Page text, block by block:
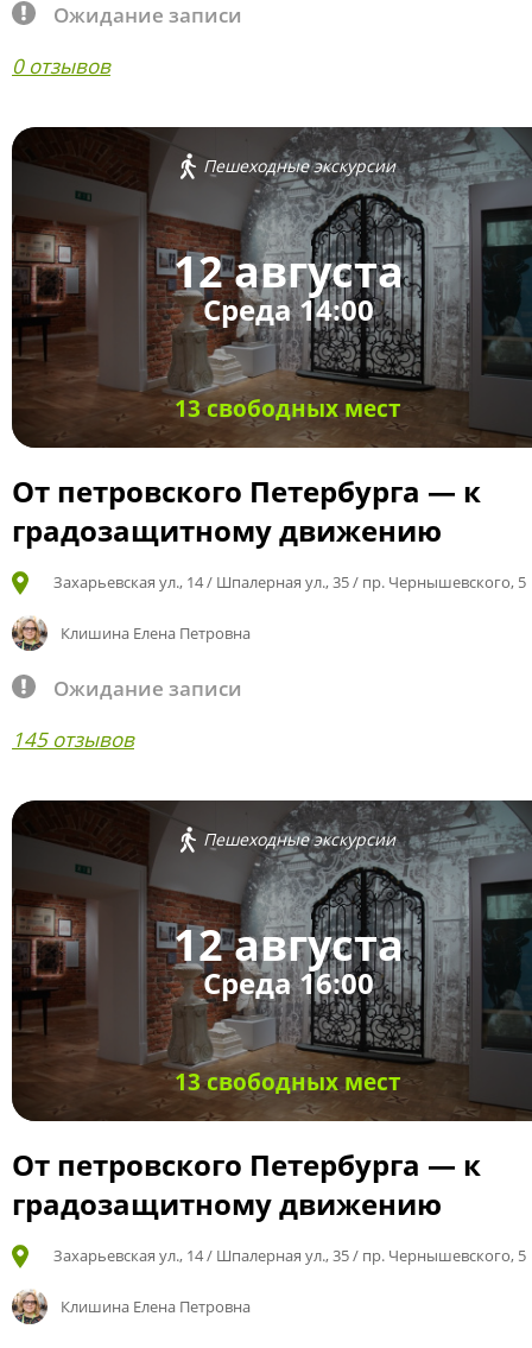
Ожидание записи
0 отзывов
Пешеходные экскурсии
12 августа
Среда 14:00
13 свободных мест
От петровского Петербурга — к
градозащитному движению
Захарьевская ул., 14 / Шпалерная ул., 35 / пр. Чернышевского, 5
Клишина Елена Петровна
Ожидание записи
145 отзывов
Пешеходные экскурсии
12 августа
Среда 16:00
13 свободных мест
От петровского Петербурга — к
градозащитному движению
Захарьевская ул., 14 / Шпалерная ул., 35 / пр. Чернышевского, 5
Клишина Елена Петровна